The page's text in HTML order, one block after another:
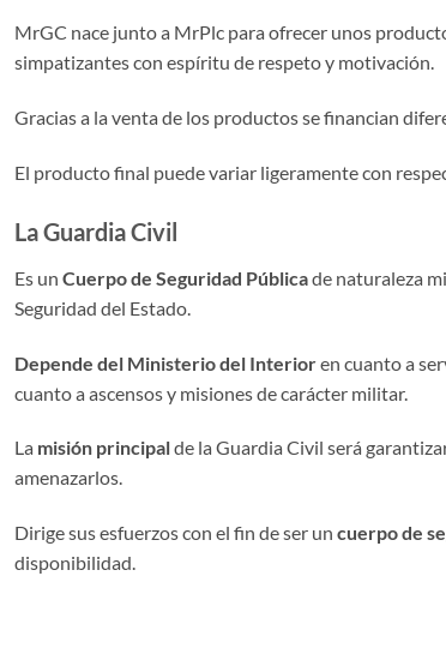
MrGC nace junto a MrPlc para ofrecer unos
simpatizantes con espíritu de respeto y motivación.
Gracias a la venta de los productos se financian
El producto final puede variar ligeramente con
La Guardia Civil
Es un Cuerpo de Seguridad Públicade naturaleza
Seguridad del Estado.
Depende del Ministerio del Interioren cuanto a
cuanto a ascensos y misiones de carácter militar.
La misión principalde la Guardia Civil será
amenazarlos.
Dirige sus esfuerzos con el fin de ser un cuerpo de
disponibilidad.